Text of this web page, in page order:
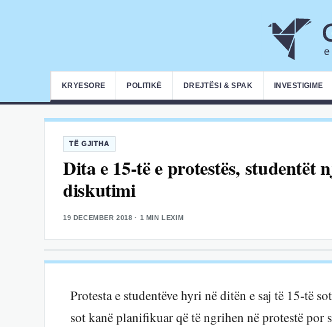
KRYESORE POLITIKË DREJTËSI & SPAK INVESTIGIME
TË GJITHA
Dita e 15-të e protestës, studentët
diskutimi
19 DECEMBER 2018 · 1 MIN LEXIM
Protesta e studentëve hyri në ditën e saj të 15-të
sot kanë planifikuar që të ngrihen në protestë